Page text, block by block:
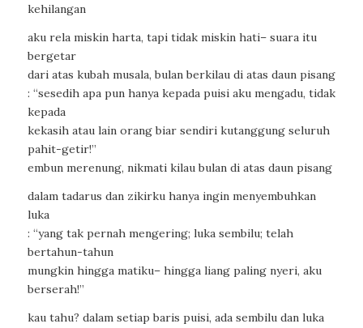
kehilangan
aku rela miskin harta, tapi tidak miskin hati– suara itu
bergetar
dari atas kubah musala, bulan berkilau di atas daun pisang
: “sesedih apa pun hanya kepada puisi aku mengadu, tidak
kepada
kekasih atau lain orang biar sendiri kutanggung seluruh
pahit-getir!”
embun merenung, nikmati kilau bulan di atas daun pisang
dalam tadarus dan zikirku hanya ingin menyembuhkan
luka
: “yang tak pernah mengering; luka sembilu; telah
bertahun-tahun
mungkin hingga matiku– hingga liang paling nyeri, aku
berserah!”
kau tahu? dalam setiap baris puisi, ada sembilu dan luka